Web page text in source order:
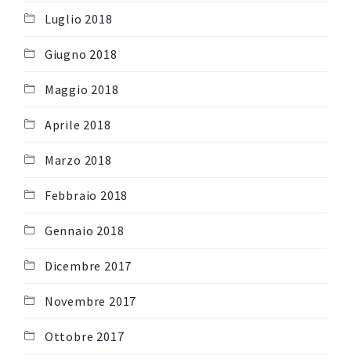
Luglio 2018
Giugno 2018
Maggio 2018
Aprile 2018
Marzo 2018
Febbraio 2018
Gennaio 2018
Dicembre 2017
Novembre 2017
Ottobre 2017